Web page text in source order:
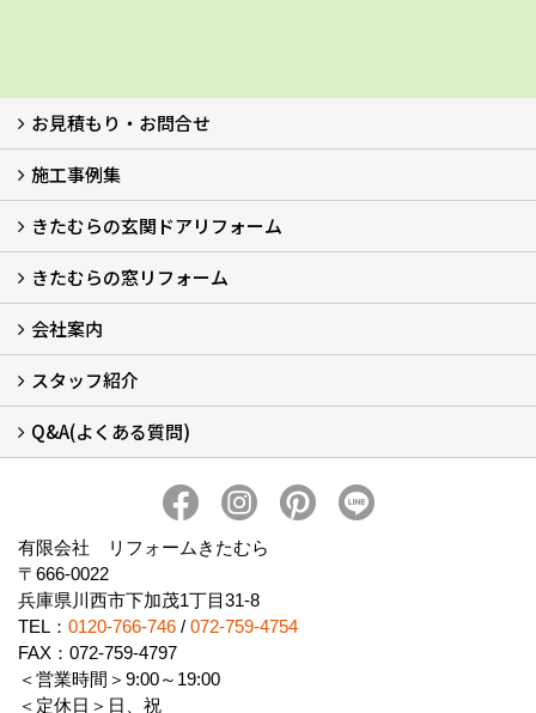
お見積もり・お問合せ
LINEで概算見積もり
チャットで質問
問い合わせフォームから
オンライン相談
電話で相談
無料現地調査をご希望の方
施工事例集
玄関ドアリフォーム
玄関引戸リフォーム
勝手口ドアリフォーム
窓リフォーム
きたむらの玄関ドアリフォーム
玄関ドアリフォームについて
リシェントについて (23)
・玄関ドアバリエーション (52)
・玄関引戸バリエーション (44)
・勝手口ドアバリエーション (11)
安心の自社施工
無料点検
保証について
価格について
概算見積について (2)
きたむらの窓リフォーム
窓リフォームについて (5)
・内窓設置-LIXILインプラス
・内窓設置-AGCまどまど
・窓交換
・エコガラス交換
・防犯・防災ガラス交換
会社案内
会社概要 (2)
ブログ
アクセス
施工エリア
施工までの流れ
SNSインフォメーション
チャット機能
オンライン打合わせ
補助金について (2)
スタッフ紹介
スタッフ紹介
Q&A(よくある質問)
有限会社 リフォームきたむら
〒666-0022
兵庫県川西市下加茂1丁目31-8
TEL： 0120-766-746 / 072-759-4754
FAX：072-759-4797
＜営業時間＞9:00～19:00
＜定休日＞日、祝